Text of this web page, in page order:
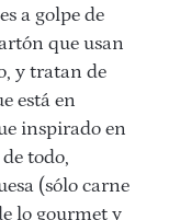
a golpe de
que usan
y tratan de
está en
inspirado en
todo,
(sólo carne
lo gourmet y